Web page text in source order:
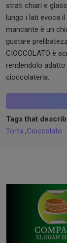
strati chiari e
lungo i lati evoca
mancante è un
gustare
CIOCCOLATO è
rendendolo
cioccolateria.
Tags that
Torta ,Cioccolato